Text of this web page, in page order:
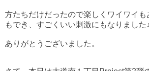
方たちだけだったので楽しくワイワイ
もでき、すごくいい刺激にもなりました
ありがとうございました。